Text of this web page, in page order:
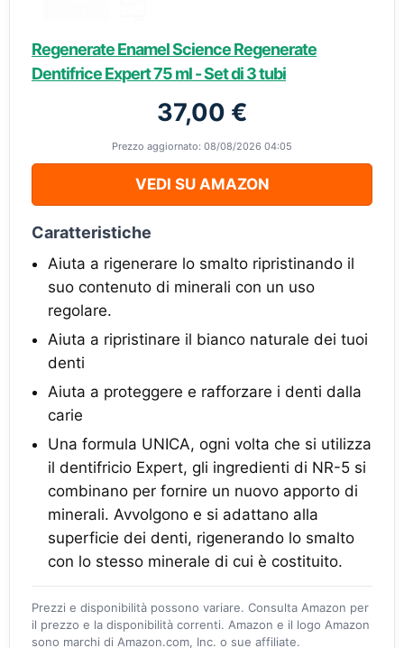
Regenerate Enamel Science Regenerate
Dentifrice Expert 75 ml - Set di 3 tubi
37,00 €
Prezzo aggiornato: 08/08/2026 04:05
VEDI SU AMAZON
Caratteristiche
Aiuta a rigenerare lo smalto ripristinando il
suo contenuto di minerali con un uso
regolare.
Aiuta a ripristinare il bianco naturale dei tuoi
denti
Aiuta a proteggere e rafforzare i denti dalla
carie
Una formula UNICA, ogni volta che si utilizza
il dentifricio Expert, gli ingredienti di NR-5 si
combinano per fornire un nuovo apporto di
minerali. Avvolgono e si adattano alla
superficie dei denti, rigenerando lo smalto
con lo stesso minerale di cui è costituito.
Prezzi e disponibilità possono variare. Consulta Amazon per
il prezzo e la disponibilità correnti. Amazon e il logo Amazon
sono marchi di Amazon.com, Inc. o sue affiliate.